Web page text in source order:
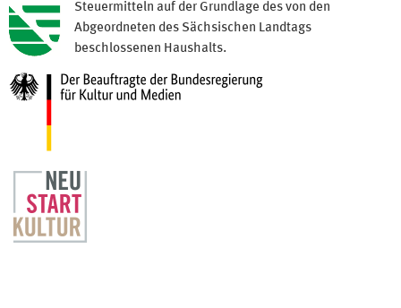
Steuermitteln auf der Grundlage des von den
Abgeordneten des Sächsischen Landtags
beschlossenen Haushalts.